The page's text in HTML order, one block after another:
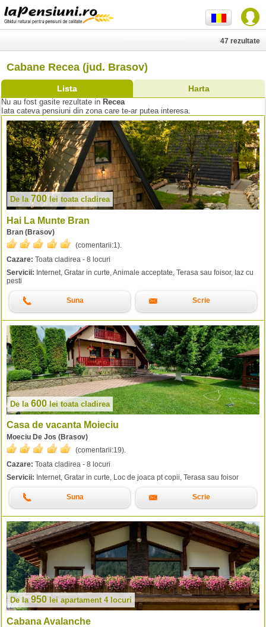
Cabane Recea (jud. Brasov)
Lista Harta
47 rezultate
Nu au fost gasite rezultate in Recea
Iata cateva pensiuni din zona care te-ar putea interesa.
De la 700leitoata cladirea
Hai La Munte Bran
Bran (Brasov)
(comentarii:1).
Cazare: Toata cladirea - 8 locuri
Servicii: Internet, Gratar in curte, Animale acceptate, Terasa sau foisor, Iaz cu
pesti
Suna Scrie
De la 600leitoata cladirea
Casa de vacanta Moieciu
Moeciu De Jos (Brasov)
(comentarii:19).
Cazare: Toata cladirea - 8 locuri
Servicii: Internet, Gratar in curte, Loc de joaca pt copii, Terasa sau foisor
Suna Scrie
De la950 lei apartament 4 locuri
Cabana Avalanche